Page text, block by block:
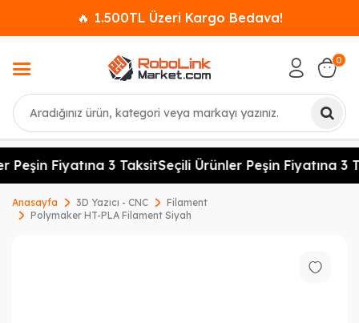
🔥 1.500TL Üzeri Kargo Bedava!
Ara
0
Peşin Fiyatına 3 TaksitSeçili Ürünler Peşin Fiyatına 3
Anasayfa 3D Yazıcı - CNC
Filament
Polymaker HT-PLA Filament Siyah